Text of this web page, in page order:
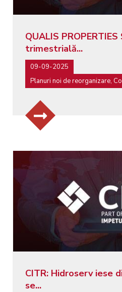
QUALIS
trimestrială...
09-09-2025
Planuri noi de reorganizare,
CITR: Hidroserv iese
se...